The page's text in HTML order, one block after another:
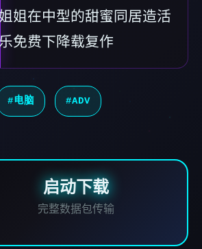
姐在中型的甜蜜同居造活
免费下降载复作
#电脑 #ADV
启动下载
完整数据包传输